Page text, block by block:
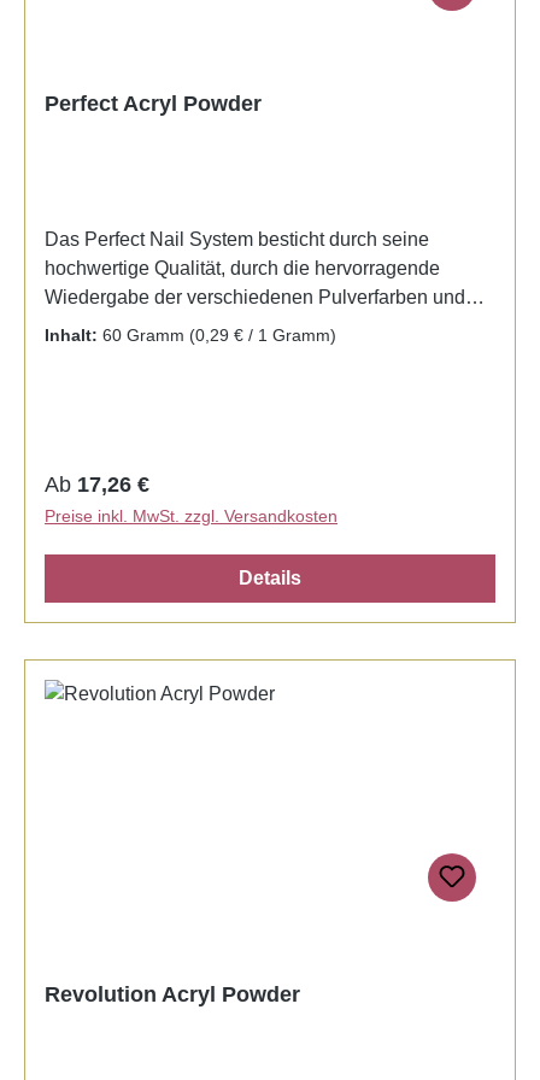
Perfect Acryl Powder
Das Perfect Nail System besticht durch seine
hochwertige Qualität, durch die hervorragende
Wiedergabe der verschiedenen Pulverfarben und
durch die Flexibilität des künstlichen Nagels. Leicht
reproduction of the different powder colours and by
the flexibility of the artificial nail. To process easily,
especially spreadable with sufficient curing time,
very well suitable for French Manicure nails and the
Inhalt: 60 Gramm (0,29 € / 1 Gramm)
Regulärer Preis:
Ab 17,26 €
Preise inkl. MwSt. zzgl. Versandkosten
Details
Revolution Acryl Powder